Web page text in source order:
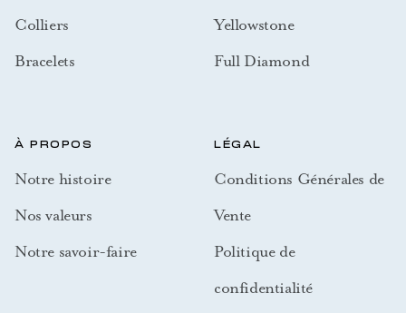
Colliers
Bracelets
Yellowstone
Full Diamond
À PROPOS
Notre histoire
Nos valeurs
Notre savoir-faire
LÉGAL
Conditions Générales de
Vente
Politique de
confidentialité